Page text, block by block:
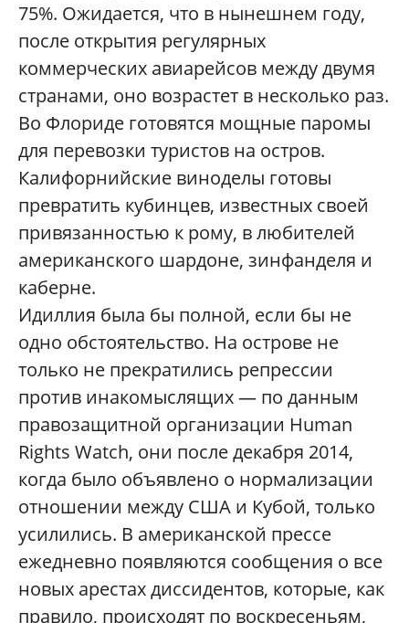
75%. Ожидается, что в нынешнем году,
после открытия регулярных
коммерческих авиарейсов между двумя
странами, оно возрастет в несколько раз.
Во Флориде готовятся мощные паромы
для перевозки туристов на остров.
Калифорнийские виноделы готовы
превратить кубинцев, известных своей
привязанностью к рому, в любителей
американского шардоне, зинфанделя и
каберне.
Идиллия была бы полной, если бы не
одно обстоятельство. На острове не
только не прекратились репрессии
против инакомыслящих — по данным
правозащитной организации Human
Rights Watch, они после декабря 2014,
когда было объявлено о нормализации
отношении между США и Кубой, только
усилились. В американской прессе
ежедневно появляются сообщения о все
новых арестах диссидентов, которые, как
правило, происходят по воскресеньям,